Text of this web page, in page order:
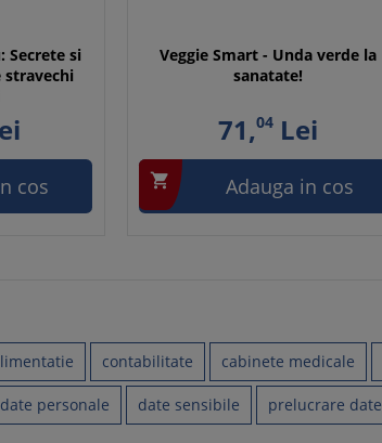
Secrete si
cos
Veggie Smart - Unda verde la
sanatate!
71,04 Lei
 Adauga in cos
contabilitate cabinete medicale
date personale date sensibile prelucrare date